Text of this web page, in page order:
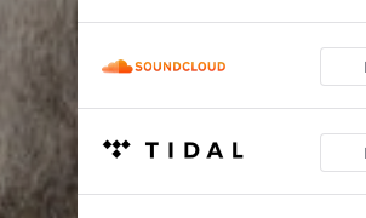
Die kleinen Dinge
Scheiße Mann, echt jetzt...?!?